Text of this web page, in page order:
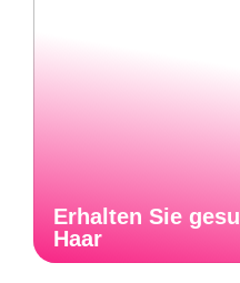
Erhalten Sie
Haar